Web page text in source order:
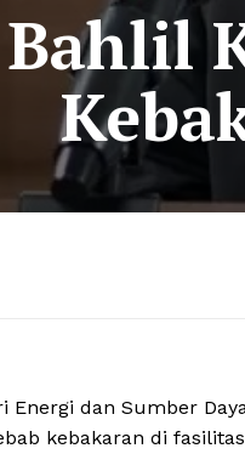
Bahlil
Energi dan Sumber
kebakaran di